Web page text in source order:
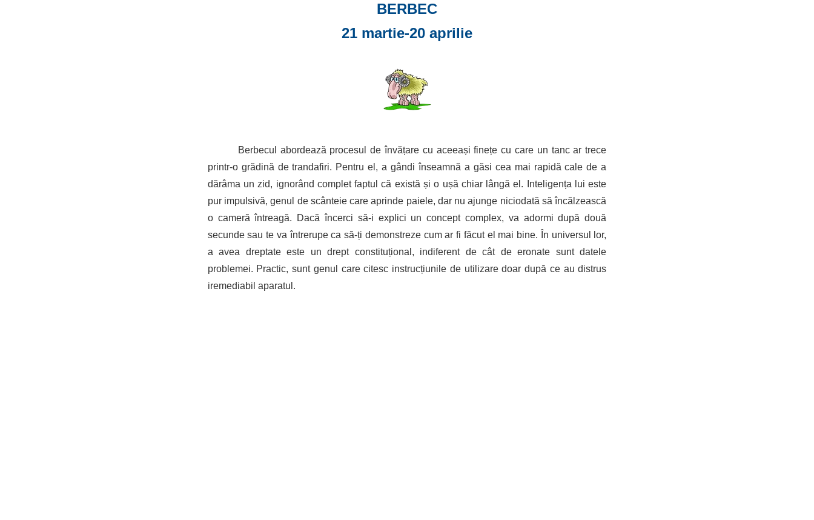
BERBEC
21 martie-20 aprilie
Berbecul abordează procesul de învățare cu aceeași finețe cu care un tanc ar trece
printr-o grădină de trandafiri. Pentru el, a gândi înseamnă a găsi cea mai rapidă cale de a
dărâma un zid, ignorând complet faptul că există și o ușă chiar lângă el. Inteligența lui este
pur impulsivă, genul de scânteie care aprinde paiele, dar nu ajunge niciodată să încălzească
o cameră întreagă. Dacă încerci să-i explici un concept complex, va adormi după două
secunde sau te va întrerupe ca să-ți demonstreze cum ar fi făcut el mai bine. În universul lor,
a avea dreptate este un drept constituțional, indiferent de cât de eronate sunt datele
problemei. Practic, sunt genul care citesc instrucțiunile de utilizare doar după ce au distrus
iremediabil aparatul.